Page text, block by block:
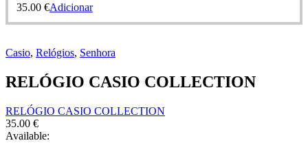
35.00 €Adicionar
Casio, Relógios, Senhora
RELÓGIO CASIO COLLECTION
RELÓGIO CASIO COLLECTION
35.00 €
Available: